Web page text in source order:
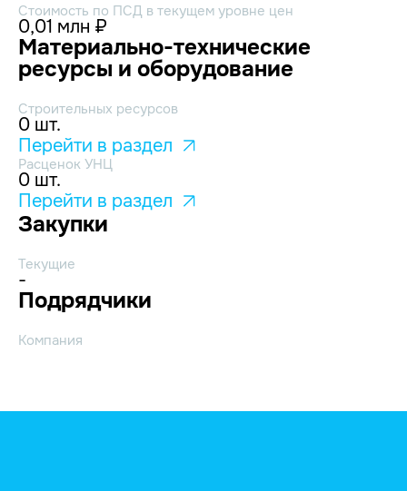
Стоимость по ПСД в текущем уровне цен
0,01 млн ₽
Материально-технические
ресурсы и оборудование
Строительных ресурсов
0 шт.
Перейти в раздел
Расценок УНЦ
0 шт.
Перейти в раздел
Закупки
Текущие
-
Подрядчики
Компания